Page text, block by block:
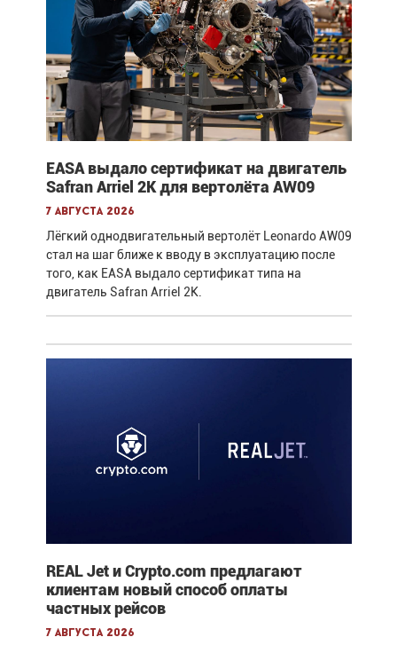
EASA выдало сертификат на двигатель
Safran Arriel 2K для вертолёта AW09
7 августа 2026
Лёгкий однодвигательный вертолёт Leonardo AW09
стал на шаг ближе к вводу в эксплуатацию после
того, как EASA выдало сертификат типа на
двигатель Safran Arriel 2K.
REAL Jet и Crypto.com предлагают
клиентам новый способ оплаты
частных рейсов
7 августа 2026